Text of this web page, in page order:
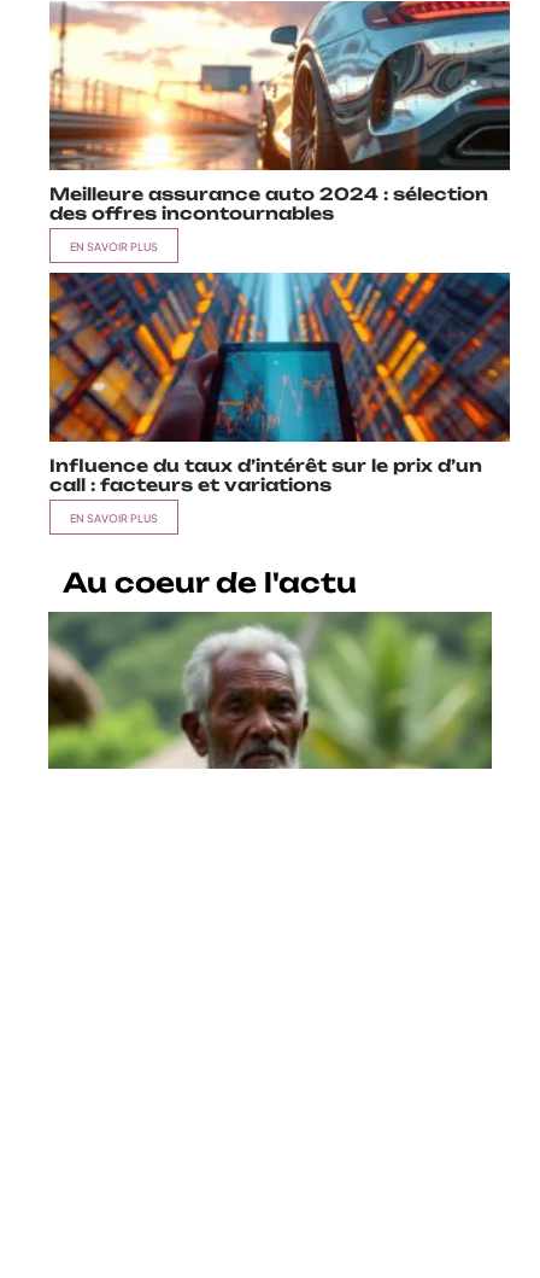
Meilleure assurance auto 2024 : sélection
des offres incontournables
EN SAVOIR PLUS
Influence du taux d’intérêt sur le prix d’un
call : facteurs et variations
EN SAVOIR PLUS
Au coeur de l'actu
Comment Patchili est devenu un